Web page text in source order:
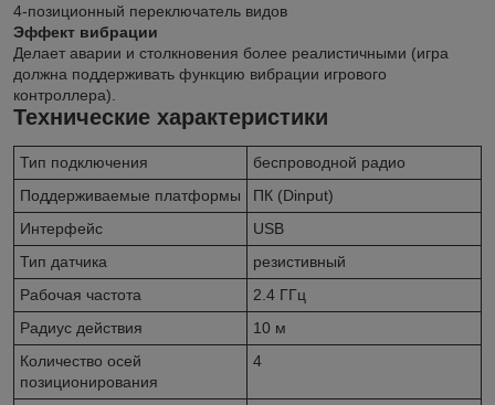
4-позиционный переключатель видов
Эффект вибрации
Делает аварии и столкновения более реалистичными (игра
должна поддерживать функцию вибрации игрового
контроллера).
Технические характеристики
Тип подключения
беспроводной радио
Поддерживаемые платформы
ПК (Dinput)
Интерфейс
USB
Тип датчика
резистивный
Рабочая частота
2.4 ГГц
Радиус действия
10 м
Количество осей
позиционирования
4